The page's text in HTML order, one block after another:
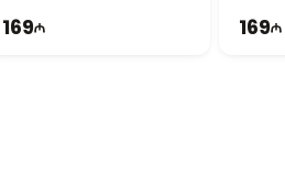
169 169